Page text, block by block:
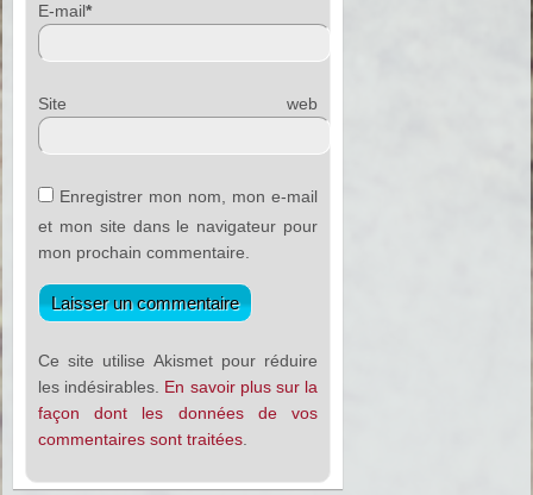
E-mail*
Site web
Enregistrer mon nom, mon e-mail
et mon site dans le navigateur pour
mon prochain commentaire.
Ce site utilise Akismet pour réduire
les indésirables. En savoir plus sur la
façon dont les données de vos
commentaires sont traitées.